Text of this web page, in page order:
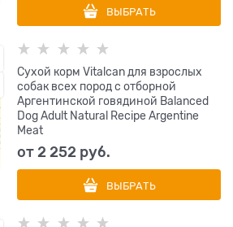
ВЫБРАТЬ
Сухой корм Vitalcan для взрослых
собак всех пород с отборной
Аргентинской говядиной Balanced
Dog Adult Natural Recipe Argentine
Meat
от2 252 руб.
ВЫБРАТЬ